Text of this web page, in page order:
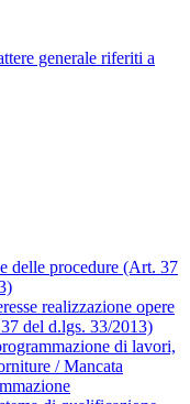
generale riferiti a
delle procedure (Art. 37
realizzazione opere
del d.lgs. 33/2013)
di lavori,
/ Mancata